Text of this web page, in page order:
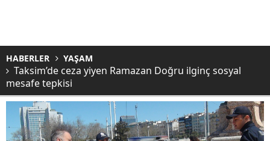
HABERLER YAŞAM
Taksim’de ceza yiyen Ramazan Doğru ilginç sosyal
mesafe tepkisi